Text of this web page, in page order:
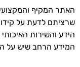
האתר המקיף
שרציתם לדעת על
הידע והשירות
המידע הרחב שיש על